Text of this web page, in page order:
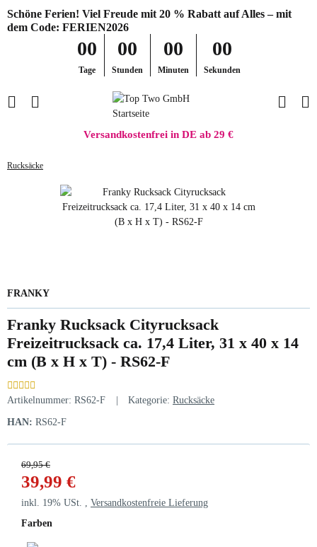
Schöne Ferien! Viel Freude mit 20 % Rabatt auf Alles – mit
dem Code: FERIEN2026
00
Tage
00
Stunden
00
Minuten
00
Sekunden
Versandkostenfrei in DE ab 29 €
Rucksäcke
FRANKY
Franky Rucksack Cityrucksack
Freizeitrucksack ca. 17,4 Liter, 31 x 40 x 14
cm (B x H x T) - RS62-F
Artikelnummer: RS62-F Kategorie: Rucksäcke
HAN: RS62-F
69,95 €
39,99 €
inkl. 19% USt. , Versandkostenfreie Lieferung
Farben